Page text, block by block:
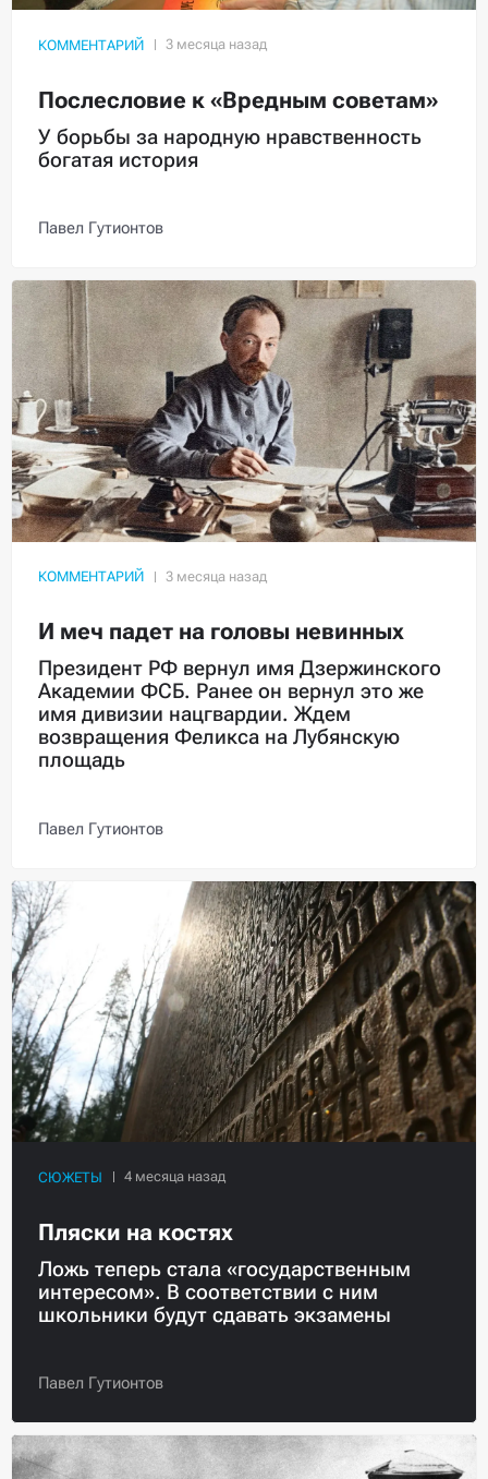
КОММЕНТАРИЙ
Послесловие к «Вредным советам»
У борьбы за народную нравственность
богатая история
Павел Гутионтов
КОММЕНТАРИЙ
И меч падет на головы невинных
Президент РФ вернул имя Дзержинского
Академии ФСБ. Ранее он вернул это же
имя дивизии нацгвардии. Ждем
возвращения Феликса на Лубянскую
площадь
Павел Гутионтов
СЮЖЕТЫ
Пляски на костях
Ложь теперь стала «государственным
интересом». В соответствии с ним
школьники будут сдавать экзамены
Павел Гутионтов